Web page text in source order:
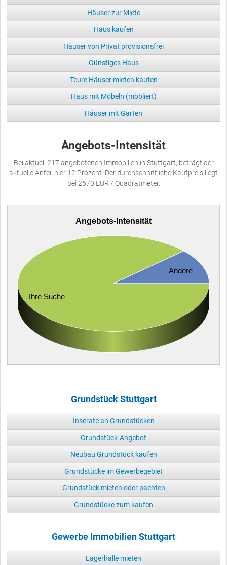
Häuser zur Miete
Haus kaufen
Häuser von Privat provisionsfrei
Günstiges Haus
Teure Häuser mieten kaufen
Haus mit Möbeln (möbliert)
Häuser mit Garten
Angebots-Intensität
Bei aktuell 217 angebotenen Immobilien in Stuttgart, beträgt der
aktuelle Anteil hier 12 Prozent. Der durchschnittliche Kaufpreis liegt
bei 2670 EUR / Quadratmeter.
Angebots-Intensität
Ihre Suche
Andere
Grundstück Stuttgart
Inserate an Grundstücken
Grundstück-Angebot
Neubau Grundstück kaufen
Grundstücke im Gewerbegebiet
Grundstück mieten oder pachten
Grundstücke zum kaufen
Gewerbe Immobilien Stuttgart
Lagerhalle mieten